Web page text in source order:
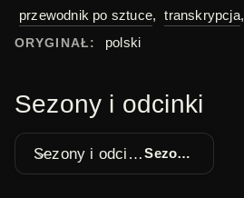
przewodnik po sztuce, transkrypcja,
ORYGINAŁ: polski
Sezony i odcinki
Sezony i odcinki Sezon 1